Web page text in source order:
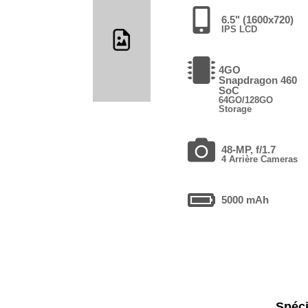
6.5" (1600x720)
IPS LCD
4GO
Snapdragon 460
SoC
64GO/128GO
Storage
48-MP, f/1.7
4 Arrière Cameras
5000 mAh